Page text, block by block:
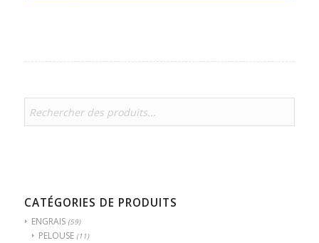
CATÉGORIES DE PRODUITS
ENGRAIS (59)
PELOUSE (11)